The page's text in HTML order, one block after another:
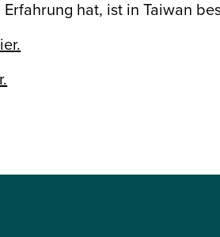
hat, ist in Taiwan